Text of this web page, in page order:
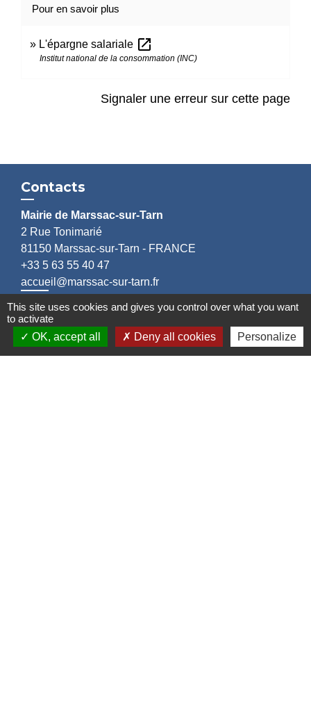
Pour en savoir plus
L'épargne salariale open_in_new
Institut national de la consommation (INC)
Signaler une erreur sur cette page
Contacts
Mairie de Marssac-sur-Tarn
2 Rue Tonimarié
81150 Marssac-sur-Tarn - FRANCE
+33 5 63 55 40 47
accueil@marssac-sur-tarn.fr
Lien vers les HORAIRES et CONTACTS
de chaque service
This site uses cookies and gives you control over what you want
to activate
OK, accept all
Deny all cookies Personalize